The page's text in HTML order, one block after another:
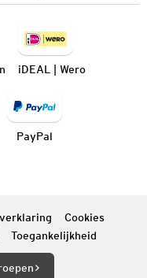
iDEAL | Wero
PayPal
Cookies
Toegankelijkheid